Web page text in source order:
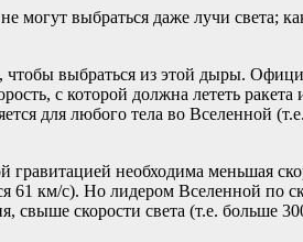
могут выбраться даже лучи света;
выбраться из этой дыры.
с которой должна лететь
для любого тела во Вселенной
гравитацией необходима меньшая
км/с). Но лидером Вселенной по
свыше скорости света (т.е. больше